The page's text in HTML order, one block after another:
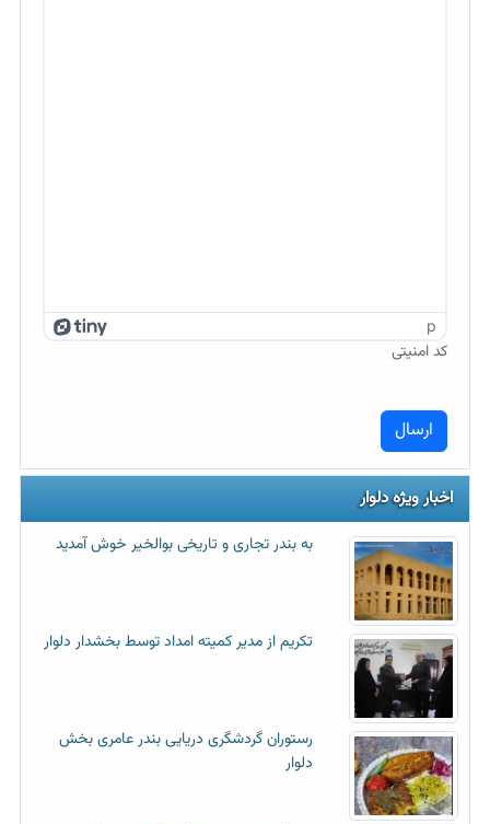
p
کد امنیتی
اخبار ویژه دلوار
به بندر تجاری و تاریخی بوالخیر خوش آمدید
تکریم از مدیر کمیته امداد توسط بخشدار دلوار
رستوران گردشگری دریایی بندر عامری بخش
دلوار